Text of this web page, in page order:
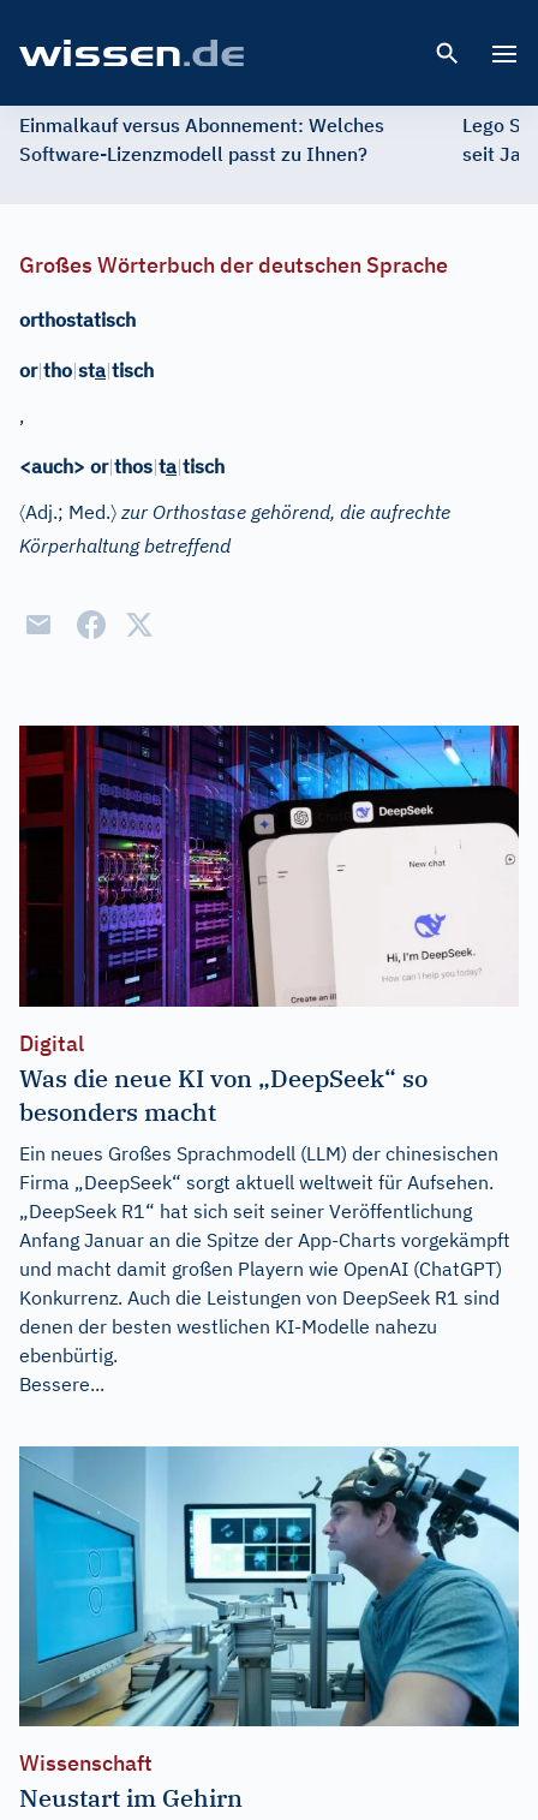
Einmalkauf versus Abonnement: Welches
Software-Lizenzmodell passt zu Ihnen?
Lego
seit
Großes Wörterbuch der deutschen Sprache
orthostatisch
or|tho|sta|tisch
,
<auch> or|thos|ta|tisch
〈Adj.; Med.〉 zur Orthostase gehörend, die aufrechte
Körperhaltung betreffend
Digital
Was die neue KI von „DeepSeek“ so
besonders macht
Ein neues Großes Sprachmodell (LLM) der chinesischen
Firma „DeepSeek“ sorgt aktuell weltweit für Aufsehen.
„DeepSeek R1“ hat sich seit seiner Veröffentlichung
Anfang Januar an die Spitze der App-Charts vorgekämpft
und macht damit großen Playern wie OpenAI (ChatGPT)
Konkurrenz. Auch die Leistungen von DeepSeek R1 sind
denen der besten westlichen KI-Modelle nahezu
ebenbürtig.
Bessere...
Wissenschaft
Neustart im Gehirn